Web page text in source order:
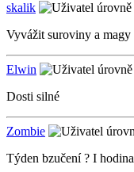
skalik
Vyvážit suroviny a
Elwin
Dosti silné
Zombie
Týden bzučení ? I